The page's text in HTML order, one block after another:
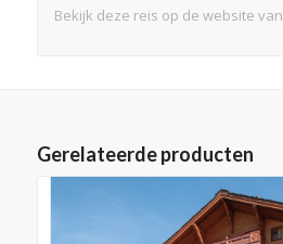
Bekijk deze reis op de website van
Gerelateerde producten